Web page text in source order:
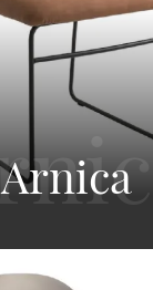
Arnica